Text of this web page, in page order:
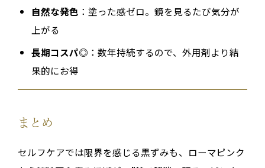
自然な発色 ：塗った感ゼロ。鏡を見るたび気分が
上がる
長期コスパ◎ ：数年持続するので、外用剤より結
果的にお得
まとめ
セルフケアでは限界を感じる黒ずみも、ローマピンク